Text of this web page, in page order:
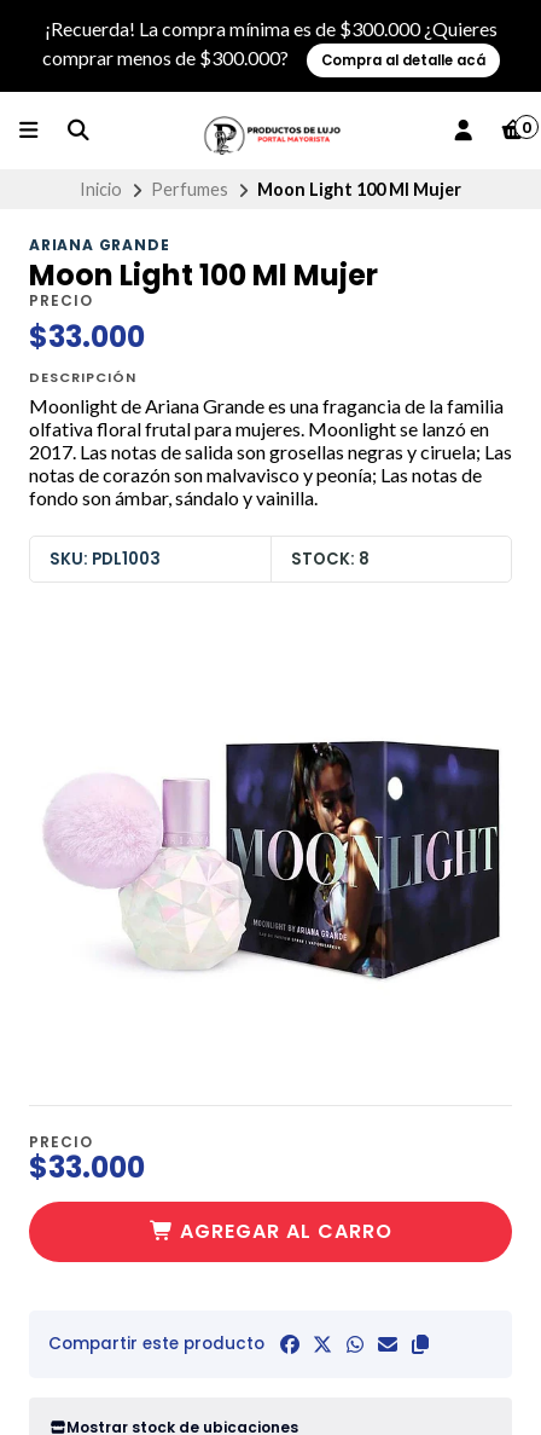
¡Recuerda! La compra mínima es de $300.000 ¿Quieres
comprar menos de $300.000?
Compra al detalle acá
0
Inicio Perfumes Moon Light 100 Ml Mujer
ARIANA GRANDE
Moon Light 100 Ml Mujer
PRECIO
$33.000
DESCRIPCIÓN
Moonlight de Ariana Grande es una fragancia de la familia
olfativa floral frutal para mujeres. Moonlight se lanzó en
2017. Las notas de salida son grosellas negras y ciruela; Las
notas de corazón son malvavisco y peonía; Las notas de
fondo son ámbar, sándalo y vainilla.
SKU: PDL1003 STOCK: 8
PRECIO
$33.000
AGREGAR AL CARRO
Compartir este producto
Mostrar stock de ubicaciones